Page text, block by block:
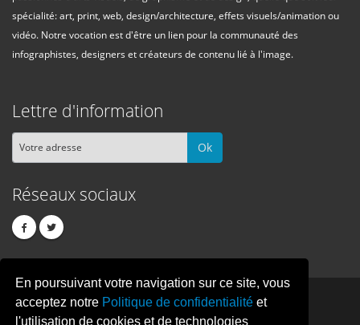
En poursuivant votre navigation sur ce site, vous
acceptez notre Politique de confidentialité et
l'utilisation de cookies et de technologies
spécialité: art, print, web, design/architecture, effets visuels/animation ou
vidéo. Notre vocation est d'être un lien pour la communauté des
infographistes, designers et créateurs de contenu lié à l'image.
Lettre d'information
Ok
Réseaux sociaux
PIXELCREATION